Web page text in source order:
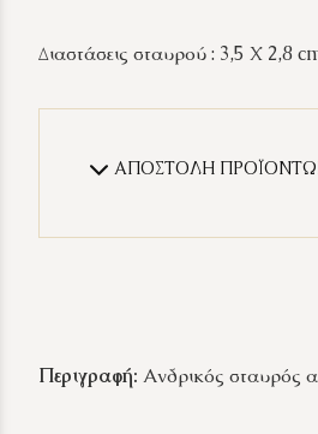
Διαστάσεις σταυρού : 3,5 Χ 2,8
ΑΠΟΣΤΟΛΗ
Περιγραφή: Ανδρικός σταυρός